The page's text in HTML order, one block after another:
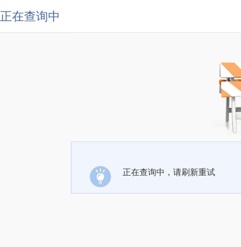
正在查询中
正在查询中，请刷新重试